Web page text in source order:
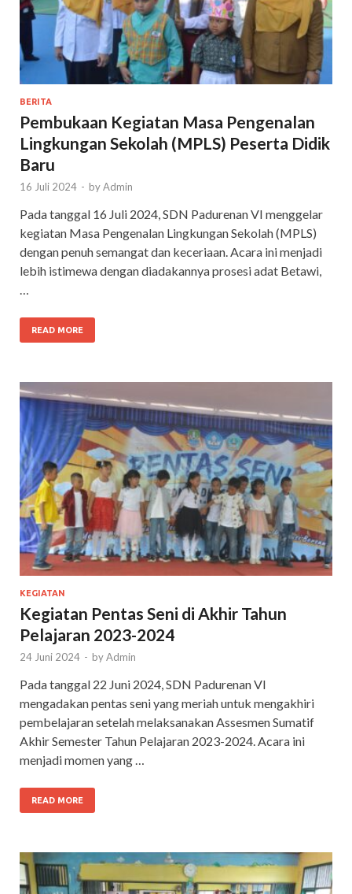
BERITA
Pembukaan Kegiatan Masa Pengenalan
Lingkungan Sekolah (MPLS) Peserta Didik
Baru
16 Juli 2024 - byAdmin
Pada tanggal 16 Juli 2024, SDN Padurenan VI menggelar
kegiatan Masa Pengenalan Lingkungan Sekolah (MPLS)
dengan penuh semangat dan keceriaan. Acara ini menjadi
lebih istimewa dengan diadakannya prosesi adat Betawi,
…
READ MORE
KEGIATAN
Kegiatan Pentas Seni di Akhir Tahun
Pelajaran 2023-2024
24 Juni 2024 - byAdmin
Pada tanggal 22 Juni 2024, SDN Padurenan VI
mengadakan pentas seni yang meriah untuk mengakhiri
pembelajaran setelah melaksanakan Assesmen Sumatif
Akhir Semester Tahun Pelajaran 2023-2024. Acara ini
menjadi momen yang …
READ MORE